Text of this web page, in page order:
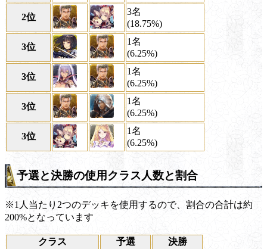
2位
3名
(18.75%)
3位
1名
(6.25%)
3位
1名
(6.25%)
3位
1名
(6.25%)
3位
1名
(6.25%)
予選と決勝の使用クラス人数と割合
※1人当たり2つのデッキを使用するので、割合の合計は約
200%となっています
クラス 予選 決勝